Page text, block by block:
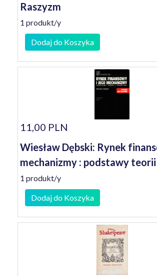
Raszyzm
1 produkt/y
Dodaj do Koszyka
11,00 PLN
Wiesław Dębski: Rynek
mechanizmy : podstawy
1 produkt/y
Dodaj do Koszyka